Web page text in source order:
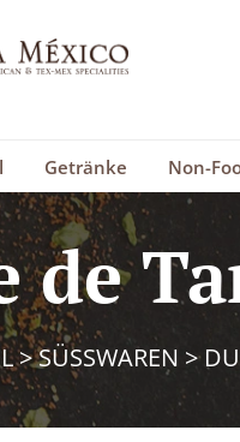
Getränke Non-
de
>SÜSSWAREN >